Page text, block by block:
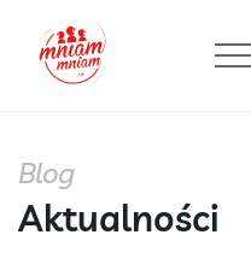
Blog
Aktualności